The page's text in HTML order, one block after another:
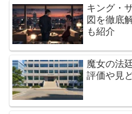
キング・
図を徹底
も紹介
魔女の法
評価や見